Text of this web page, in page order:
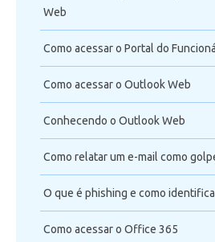
Feedz
Web
Como acessar o Portal do
Como acessar o Outlook Web
Conhecendo o Outlook Web
Como relatar um e-mail como
O que é phishing e como
Como acessar o Office 365